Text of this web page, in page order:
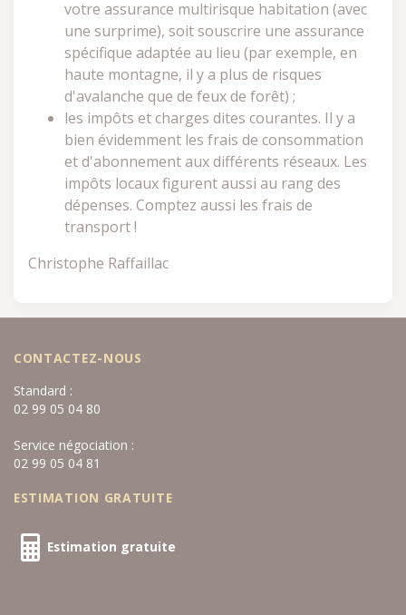
votre assurance multirisque habitation (avec
une surprime), soit souscrire une assurance
spécifique adaptée au lieu (par exemple, en
haute montagne, il y a plus de risques
d'avalanche que de feux de forêt) ;
les impôts et charges dites courantes. Il y a
bien évidemment les frais de consommation
et d'abonnement aux différents réseaux. Les
impôts locaux figurent aussi au rang des
dépenses. Comptez aussi les frais de
transport !
Christophe Raffaillac
CONTACTEZ-NOUS
Standard :
02 99 05 04 80
Service négociation :
02 99 05 04 81
ESTIMATION GRATUITE
Estimation gratuite